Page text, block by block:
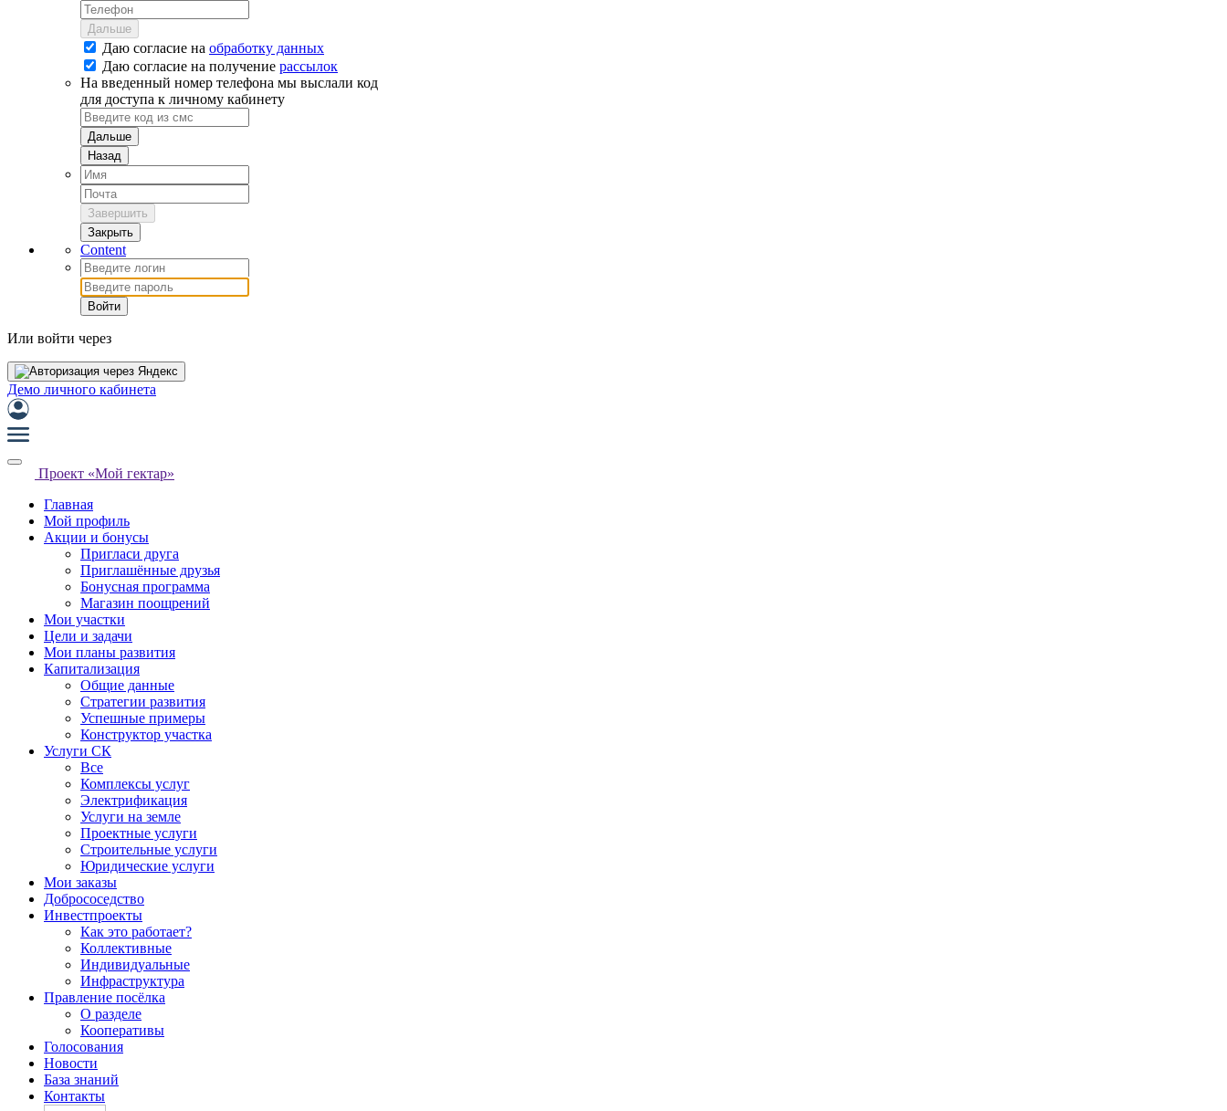
Дальше
Даю согласие на обработку данных
Даю согласие на получение рассылок
На введенный номер телефона мы выслали код
для доступа к личному кабинету
Дальше
Назад
Завершить
Закрыть
Content
Войти
Или войти через
Демо личного кабинета
Проект «Мой гектар»
Главная
Мой профиль
Акции и бонусы
Пригласи друга
Приглашённые друзья
Бонусная программа
Магазин поощрений
Мои участки
Цели и задачи
Мои планы развития
Капитализация
Общие данные
Стратегии развития
Успешные примеры
Конструктор участка
Услуги СК
Все
Комплексы услуг
Электрификация
Услуги на земле
Проектные услуги
Строительные услуги
Юридические услуги
Мои заказы
Добрососедство
Инвестпроекты
Как это работает?
Коллективные
Индивидуальные
Инфраструктура
Правление посёлка
О разделе
Кооперативы
Голосования
Новости
База знаний
Контакты